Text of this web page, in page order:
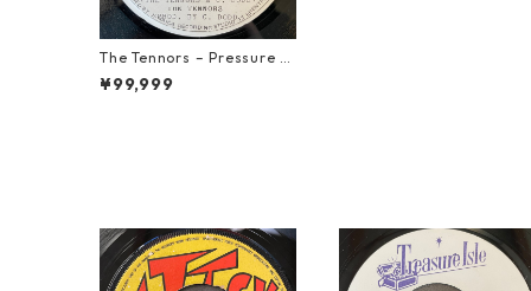
The Tennors – Pressure &
Slide【7-21952】
¥99,999